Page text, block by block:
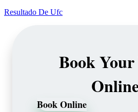
Resultado De Ufc
Book
Book Online